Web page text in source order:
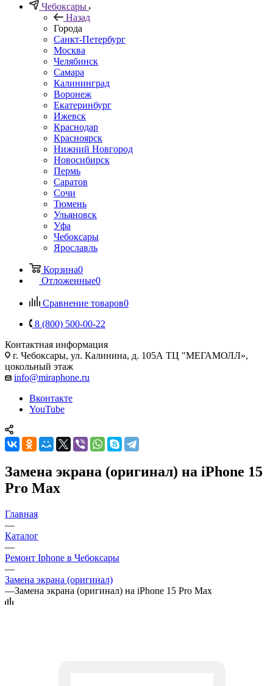
Чебоксары
Назад
Города
Санкт-Петербург
Москва
Челябинск
Самара
Калининград
Воронеж
Екатеринбург
Ижевск
Краснодар
Красноярск
Нижний Новгород
Новосибирск
Пермь
Саратов
Сочи
Тюмень
Ульяновск
Уфа
Чебоксары
Ярославль
Корзина0
Отложенные0
Сравнение товаров0
8 (800) 500-00-22
Контактная информация
г. Чебоксары, ул. Калинина, д. 105А ТЦ "МЕГАМОЛЛ»,
цокольный этаж
info@miraphone.ru
Вконтакте
YouTube
Замена экрана (оригинал) на iPhone 15
Pro Max
Главная
—
Каталог
—
Ремонт Iphone в Чебоксары
—
Замена экрана (оригинал)
—Замена экрана (оригинал) на iPhone 15 Pro Max